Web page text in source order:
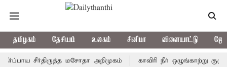
தமிழகம் தேசியம் உலகம் சினிமா விளையாட்டு
சீர்திருத்த மசோதா அறிமுகம் காவிரி நீர் ஒழுங்காற்று குழு நாளை